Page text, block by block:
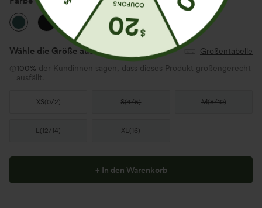
Wähle die Größe aus(US)
Größentabelle
100% der Kundinnen sagen, dass dieses Produkt größengerecht
ausfällt.
XS(0/2) S(4/6) M(8/10)
L(12/14) XL(16)
+ In den Warenkorb